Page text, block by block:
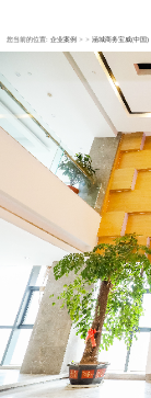
您当前的位置: 企业案例 > > 涵城商务宝威(中国)